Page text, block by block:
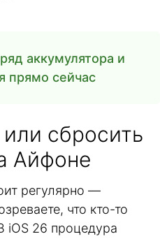
аккумулятора и
прямо сейчас
сбросить
Айфоне
регулярно —
что кто-то
iOS 26 процедура